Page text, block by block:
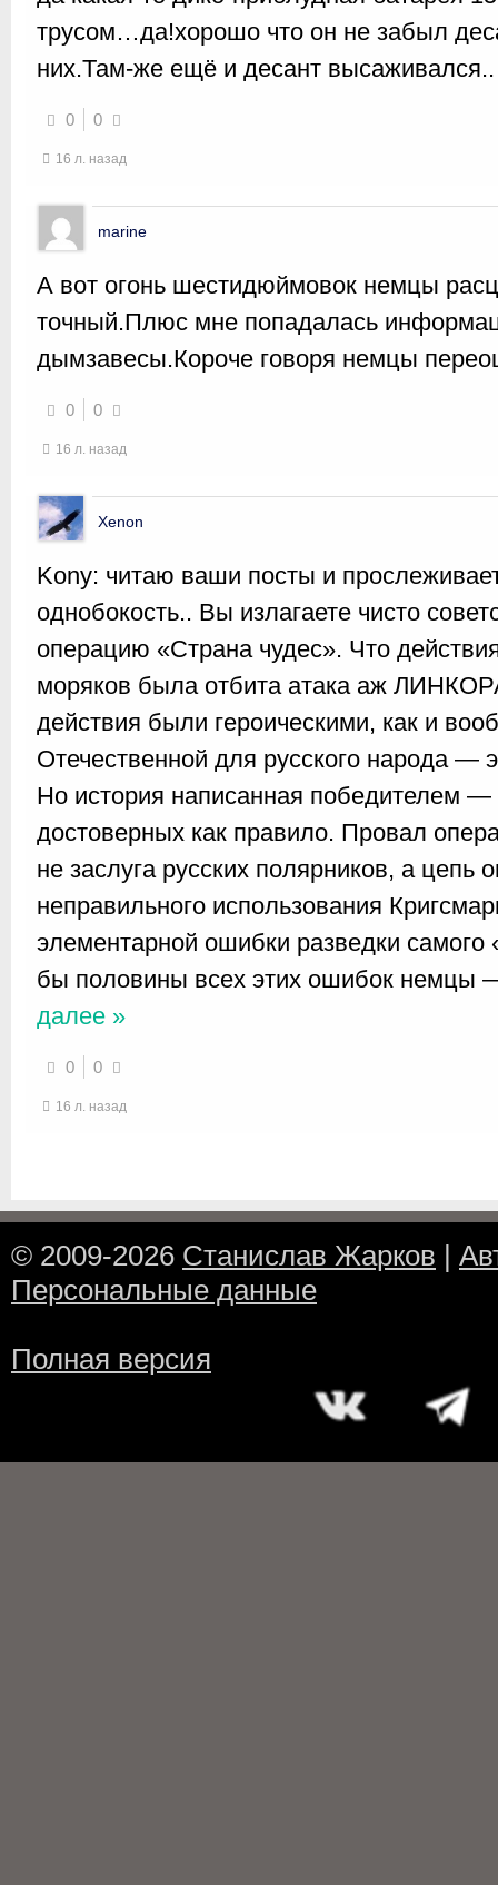
трусом…да!хорошо что он не забыл
них.Там-же ещё и десант высаживался..
0 0
16 л. назад
marine
А вот огонь шестидюймовок немцы
точный.Плюс мне попадалась
дымзавесы.Короче говоря немцы
0 0
16 л. назад
Xenon
Kony: читаю ваши посты и
однобокость.. Вы излагаете чисто
операцию «Страна чудес». Что
моряков была отбита атака аж
действия были героическими, как и
Отечественной для русского народа —
Но история написанная победителем
достоверных как правило. Провал
не заслуга русских полярников, а цепь
неправильного использования
элементарной ошибки разведки
бы половины всех этих ошибок немцы
далее »
0 0
16 л. назад
© 2009-2026 Станислав Жарков |
Персональные данные
Полная версия